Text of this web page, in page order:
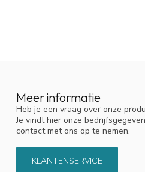
Meer informatie
Heb je een vraag over onze
Je vindt hier onze
contact met ons op te nemen.
KLANTENSERVICE